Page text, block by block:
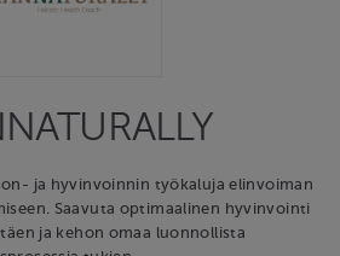
ja hyvinvoinnin työkaluja elinvoiman
Saavuta optimaalinen hyvinvointi
ja kehon omaa luonnollista